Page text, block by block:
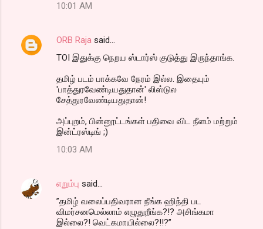
10:01 AM
ORB Raja said…
TOI இதுக்கு நெறய ஸ்டார்ஸ் குடுத்து இருந்தாங்க.
தமிழ் படம் பாக்கவே நேரம் இல்ல. இதையும்
'பாத்துரவேண்டியதுதான்' லிஸ்டுல
சேத்துரவேண்டியதுதான்!
அப்புறம், பின்னூட்டங்கள் பதிவை விட நீளம் மற்றும்
இன்ட்ரஸ்டிங் ;)
10:03 AM
எறும்பு said…
”தமிழ் வலைப்பதிவரான நீங்க ஹிந்தி பட
விமர்சனமெல்லாம் எழுதுறீங்க?!? அசிங்கமா
இல்லை?! வெட்கமாயில்லை?!!?”